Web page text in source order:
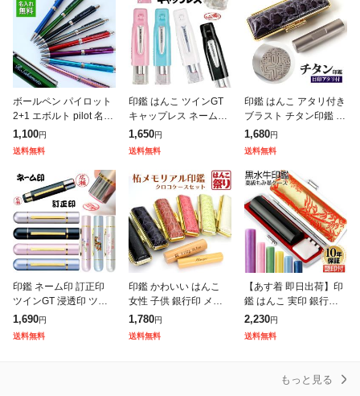
ボールペン パイロット
2+1 エボルト pilot 名入
れ無料 名入れ ペン 多
機能 ギフト プレゼント
卒業記念品 入学祝
1,100円
送料無料
印鑑 はんこ ツインGT
キャップレス ネーム印
訂正印 シャチハタ印 ハ
ンコ ナース 浸透印 認
印 シャチハタ印 ネーム
9 ツ
1,650円
送料無料
印鑑 はんこ アタリ付き
ブラスト チタン印鑑 ク
ロコ風印鑑ケース付 サ
イズが選べる 【10.5〜
18.0mm】 チタン 実印
1,680円
送料無料
印鑑 ネーム印 訂正印
ツインGT 浸透印 ツイ
ン シャチハタ印 はんこ
文房具 事務用品 ナース
看護士 仕事 プレゼント
1,690円
送料無料
印鑑 かわいい はんこ
女性 子供 銀行印 メモ
リアル 名入れ 柘 10.5
〜 18.0mm クロコ調ケ
ースセット (HK09
1,780円
送料無料
【あす着 即日出荷】印
鑑 はんこ 実印 銀行印
認印 黒水牛 高級もみ革
印鑑ケース付【10.5m
m/12.0mm/13.5mm/
2,230円
送料無料
もっと見る